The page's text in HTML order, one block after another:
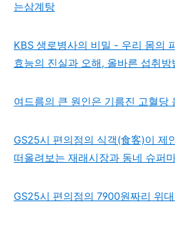
는삼계탕
KBS 생로병사의 비밀 - 우리 몸의
효능의 진실과 오해, 올바른 섭취방
여드름의 큰 원인은 기름진 고혈당
GS25시 편의점의 식객(食客)이 제
떠올려보는 재래시장과 동네 슈퍼
GS25시 편의점의 7900원짜리 위